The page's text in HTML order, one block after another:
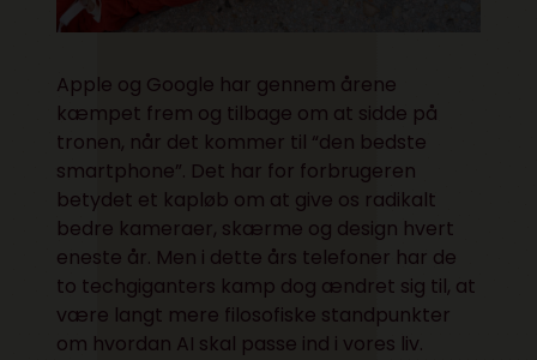
Apple og Google har gennem årene
kæmpet frem og tilbage om at sidde på
tronen, når det kommer til “den bedste
smartphone”. Det har for forbrugeren
betydet et kapløb om at give os radikalt
bedre kameraer, skærme og design hvert
eneste år. Men i dette års telefoner har de
to techgiganters kamp dog ændret sig til, at
være langt mere filosofiske standpunkter
om hvordan AI skal passe ind i vores liv.